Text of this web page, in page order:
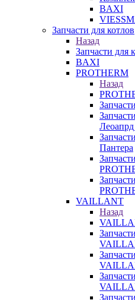
BAXI
Запчасти для котлов
Назад
Запчасти для
BAXI
PROTHERM
Назад
Пантера
VAILLANT
Назад